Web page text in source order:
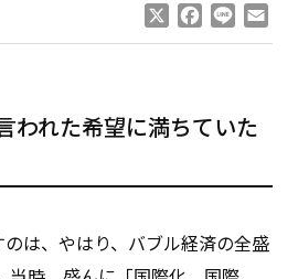
Facebook
Line
われた希望に満ちていた
は、やはり、バブル経済の全盛